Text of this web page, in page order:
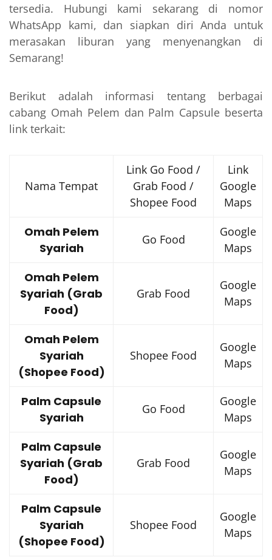
tersedia. Hubungi kami sekarang di nomor
WhatsApp kami, dan siapkan diri Anda untuk
merasakan liburan yang menyenangkan di
Semarang!
Berikut adalah informasi tentang berbagai
cabang Omah Pelem dan Palm Capsule beserta
link terkait:
Nama Tempat
Link Go Food /
Grab Food /
Shopee Food
Link
Google
Maps
Omah Pelem
Syariah
Go Food
Google
Maps
Omah Pelem
Syariah (Grab
Food)
Grab Food
Google
Maps
Omah Pelem
Syariah
(Shopee Food)
Shopee Food
Google
Maps
Palm Capsule
Syariah
Go Food
Google
Maps
Palm Capsule
Syariah (Grab
Food)
Grab Food
Google
Maps
Palm Capsule
Syariah
(Shopee Food)
Shopee Food
Google
Maps